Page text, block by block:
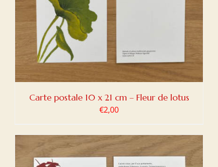
Carte postale 10 x 21 cm – Fleur de lotus
€2,00